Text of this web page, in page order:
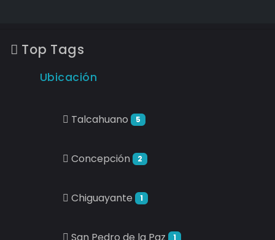
Top Tags
Ubicación
Talcahuano 5
Concepción 2
Chiguayante 1
1